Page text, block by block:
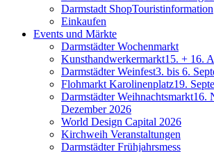
Darmstadt ShopTouristinformation
Einkaufen
Events und Märkte
Darmstädter Wochenmarkt
Kunsthandwerkermarkt15. + 16.
Darmstädter Weinfest3. bis 6.
Flohmarkt Karolinenplatz19.
Darmstädter Weihnachtsmarkt16.
Dezember 2026
World Design Capital 2026
Kirchweih Veranstaltungen
Darmstädter Frühjahrsmess